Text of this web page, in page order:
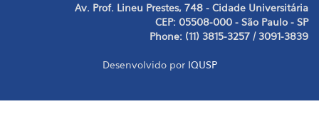
Av. Prof. Lineu Prestes, 748 - Cidade Universitária
CEP: 05508-000 - São Paulo - SP
Phone: (11) 3815-3257 / 3091-3839
Desenvolvido por IQUSP